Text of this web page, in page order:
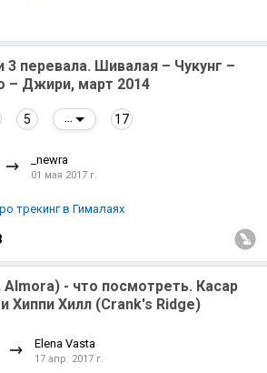
3 перевала. Шивалая – Чукунг –
– Джири, март 2014
5 17
_newra
01 мая 2017 г.
трекинг в Гималаях
- что посмотреть. Касар
Хиппи Хилл (Crank's Ridge)
Elena Vasta
17 апр. 2017 г.